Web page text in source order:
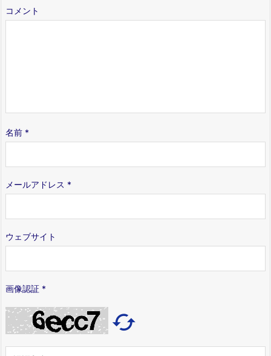
コメント
名前 *
メールアドレス *
ウェブサイト
画像認証 *
